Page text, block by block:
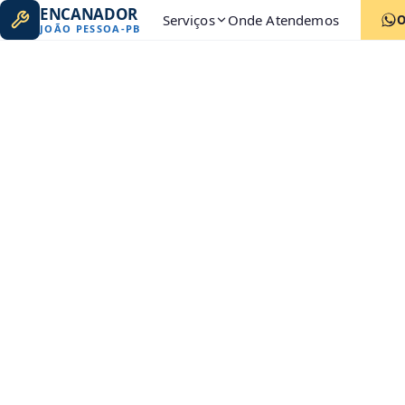
ENCANADOR
JOÃO PESSOA-PB Serviços Onde Atendemos